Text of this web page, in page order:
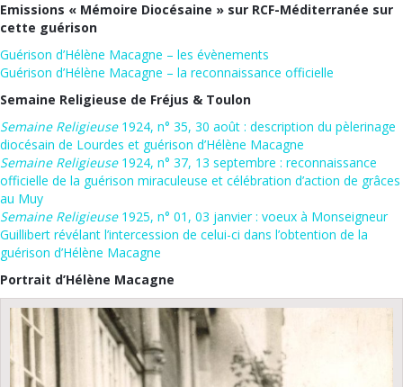
Emissions « Mémoire Diocésaine » sur RCF-Méditerranée sur
cette guérison
Guérison d’Hélène Macagne – les évènements
Guérison d’Hélène Macagne – la reconnaissance officielle
Semaine Religieuse de Fréjus & Toulon
Semaine Religieuse1924, n° 35, 30 août : description du pèlerinage
diocésain de Lourdes et guérison d’Hélène Macagne
Semaine Religieuse1924, n° 37, 13 septembre : reconnaissance
officielle de la guérison miraculeuse et célébration d’action de grâces
au Muy
Semaine Religieuse1925, n° 01, 03 janvier : voeux à Monseigneur
Guillibert révélant l’intercession de celui-ci dans l’obtention de la
guérison d’Hélène Macagne
Portrait d’Hélène Macagne